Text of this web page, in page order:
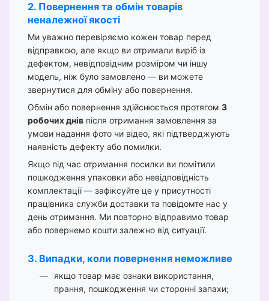
2. Повернення та обмін товарів
неналежної якості
Ми уважно перевіряємо кожен товар перед
відправкою, але якщо ви отримали виріб із
дефектом, невідповідним розміром чи іншу
модель, ніж було замовлено — ви можете
звернутися для обміну або повернення.
Обмін або повернення здійснюється протягом 3
робочих днів після отримання замовлення за
умови надання фото чи відео, які підтверджують
наявність дефекту або помилки.
Якщо під час отримання посилки ви помітили
пошкодження упаковки або невідповідність
комплектації — зафіксуйте це у присутності
працівника служби доставки та повідомте нас у
день отримання. Ми повторно відправимо товар
або повернемо кошти залежно від ситуації.
3. Випадки, коли повернення неможливе
якщо товар має ознаки використання,
прання, пошкодження чи сторонні запахи;